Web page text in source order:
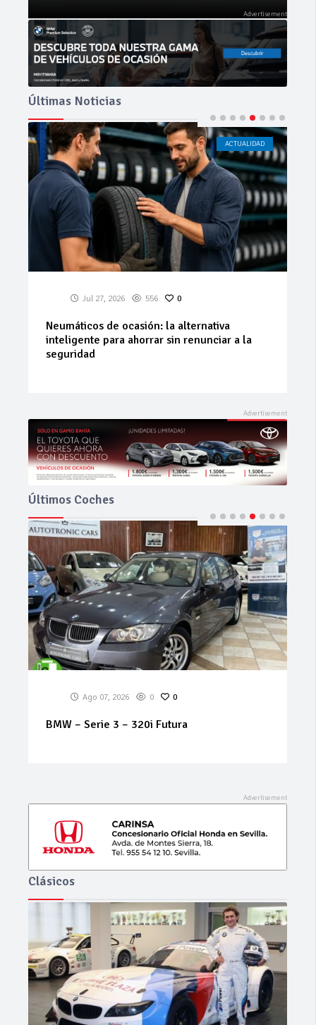
Últimas Noticias
ACTUALIDAD CÁDIZ
Jul 23, 2026 195 0
La 42ª Subida a Vejer comienza a perfilarse
Últimos Coches
Ago 07, 2026 0 0
RENAULT – Koleos – Dynamique 2.0 dCi
Clásicos